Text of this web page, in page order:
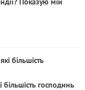
господинь